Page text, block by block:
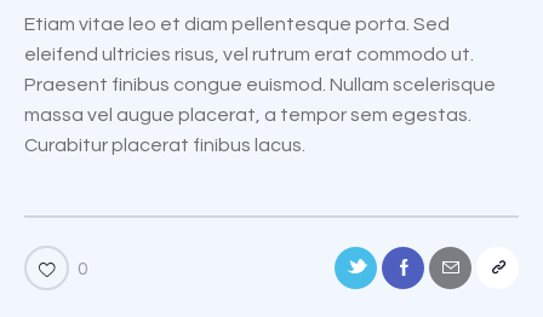
Etiam vitae leo et diam pellentesque porta. Sed
eleifend ultricies risus, vel rutrum erat commodo ut.
Praesent finibus congue euismod. Nullam scelerisque
massa vel augue placerat, a tempor sem egestas.
Curabitur placerat finibus lacus.
0